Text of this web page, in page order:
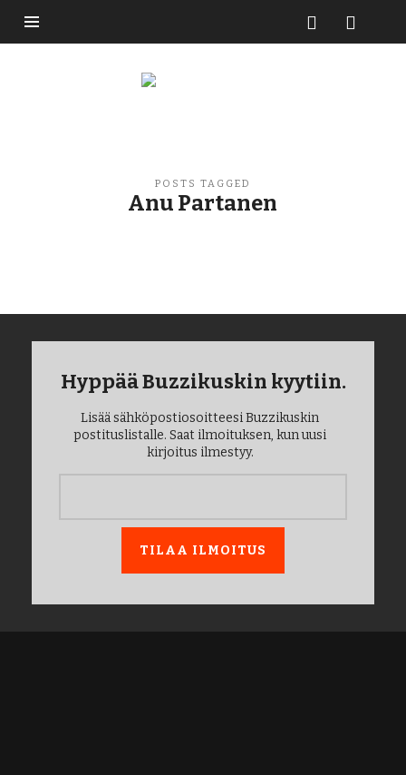
Buzzikuski
POSTS TAGGED
Anu Partanen
Hyppää Buzzikuskin kyytiin.
Lisää sähköpostiosoitteesi Buzzikuskin
postituslistalle. Saat ilmoituksen, kun uusi
kirjoitus ilmestyy.